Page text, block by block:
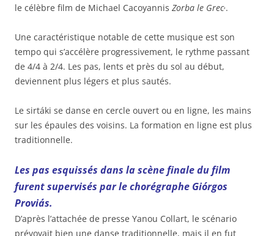
le célèbre film de Michael Cacoyannis Zorba le Grec, .
Une caractéristique notable de cette musique est son
tempo qui s’accélère progressivement, le rythme passant
de 4/4 à 2/4. Les pas, lents et près du sol au début,
deviennent plus légers et plus sautés.
Le sirtáki se danse en cercle ouvert ou en ligne, les mains
sur les épaules des voisins. La formation en ligne est plus
traditionnelle.
Les pas esquissés dans la scène finale du film
furent supervisés par le chorégraphe Giórgos
Proviás.
D’après l’attachée de presse Yanou Collart, le scénario
prévoyait bien une danse traditionnelle, mais il en fut